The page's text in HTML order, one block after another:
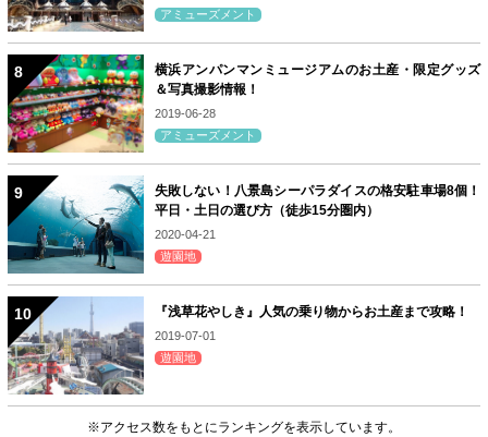
アミューズメント
横浜アンパンマンミュージアムのお土産・限定グッズ
＆写真撮影情報！
2019-06-28
アミューズメント
失敗しない！八景島シーパラダイスの格安駐車場8個！
平日・土日の選び方（徒歩15分圏内）
2020-04-21
遊園地
『浅草花やしき』人気の乗り物からお土産まで攻略！
2019-07-01
遊園地
※アクセス数をもとにランキングを表示しています。